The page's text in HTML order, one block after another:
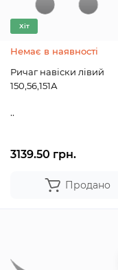
Хіт
Немає в наявності
Ричаг навіски лівий
150,56,151А
..
3139.50 грн.
Продано